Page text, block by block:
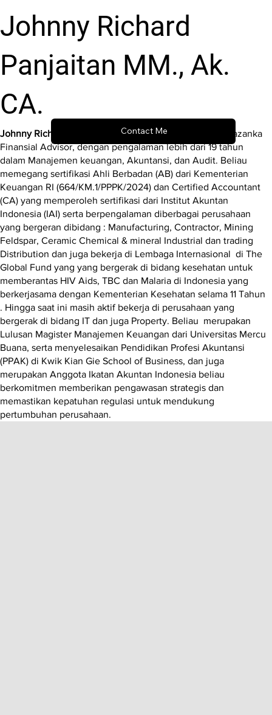
Johnny Richard
Panjaitan MM., Ak.
CA.
Johnny Richard Panjaitan
adalah Komisaris di KJA PT Sazanka
Finansial Advisor, dengan pengalaman lebih dari 19 tahun
dalam Manajemen keuangan, Akuntansi, dan Audit. Beliau
memegang sertifikasi Ahli Berbadan (AB) dari Kementerian
Keuangan RI (664/KM.1/PPPK/2024) dan Certified Accountant
(CA) yang memperoleh sertifikasi dari Institut Akuntan
Indonesia (IAI) serta berpengalaman diberbagai perusahaan
yang bergeran dibidang : Manufacturing, Contractor, Mining
Feldspar, Ceramic Chemical & mineral Industrial dan trading
Distribution dan juga bekerja di Lembaga Internasional di The
Global Fund yang yang bergerak di bidang kesehatan untuk
memberantas HIV Aids, TBC dan Malaria di Indonesia yang
berkerjasama dengan Kementerian Kesehatan selama 11 Tahun
. Hingga saat ini masih aktif bekerja di perusahaan yang
bergerak di bidang IT dan juga Property. Beliau merupakan
Lulusan Magister Manajemen Keuangan dari Universitas Mercu
Buana, serta menyelesaikan Pendidikan Profesi Akuntansi
(PPAK) di Kwik Kian Gie School of Business, dan juga
merupakan Anggota Ikatan Akuntan Indonesia beliau
berkomitmen memberikan pengawasan strategis dan
memastikan kepatuhan regulasi untuk mendukung
pertumbuhan perusahaan.
Contact Me